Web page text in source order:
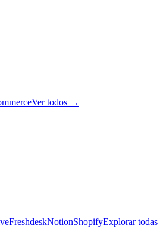
Ver todos →
FreshdeskNotionShopifyExplorar todas